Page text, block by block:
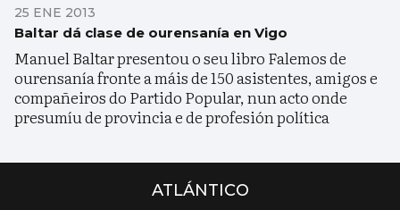
25 ENE 2013
Baltar dá clase de ourensanía en Vigo
Manuel Baltar presentou o seu libro Falemos de
ourensanía fronte a máis de 150 asistentes, amigos e
compañeiros do Partido Popular, nun acto onde
presumíu de provincia e de profesión política
ATLÁNTICO